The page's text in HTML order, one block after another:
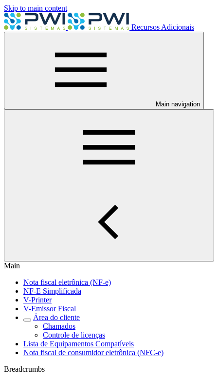
Skip to main content
Recursos Adicionais
Main navigation
Main
Nota fiscal eletrônica (NF-e)
NF-E Simplificada
V-Printer
V-Emissor Fiscal
Área do cliente
Chamados
Controle de licenças
Lista de Equipamentos Compatíveis
Nota fiscal de consumidor eletrônica (NFC-e)
Breadcrumbs